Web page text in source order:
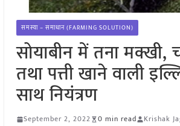
समस्या – समाधान (FARMING SOLUTION)
सोयाबीन में तना मक्खी,
तथा पत्ती खाने वाली
साथ नियंत्रण
September 2, 2022 0 min read Krishak